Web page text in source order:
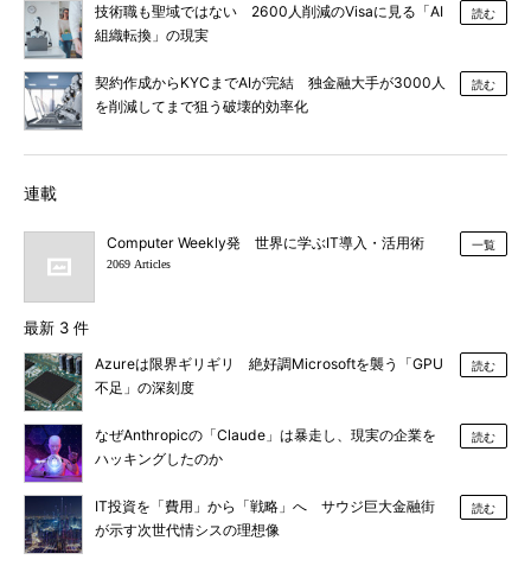
技術職も聖域ではない 2600人削減のVisaに見る「AI
組織転換」の現実
読む
契約作成からKYCまでAIが完結 独金融大手が3000人
を削減してまで狙う破壊的効率化
読む
連載
Computer Weekly発 世界に学ぶIT導入・活用術
2069 Articles
一覧
最新 3 件
Azureは限界ギリギリ 絶好調Microsoftを襲う「GPU
不足」の深刻度
読む
なぜAnthropicの「Claude」は暴走し、現実の企業を
ハッキングしたのか
読む
IT投資を「費用」から「戦略」へ サウジ巨大金融街
が示す次世代情シスの理想像
読む